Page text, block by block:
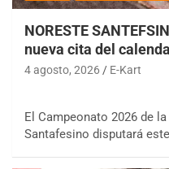
NORESTE
nueva cita del
4 agosto, 2026 E-Kart
El Campeonato 2026 de
Santafesino disputará